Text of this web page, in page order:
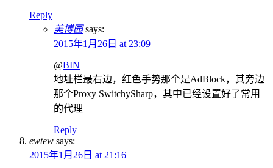
Reply
美博园 says:
2015年1月26日 at 23:09
@BIN
地址栏最右边，红色手势那个是AdBlock，其旁边
那个Proxy SwitchySharp，其中已经设置好了常用
的代理
Reply
ewtew says:
2015年1月26日 at 21:16